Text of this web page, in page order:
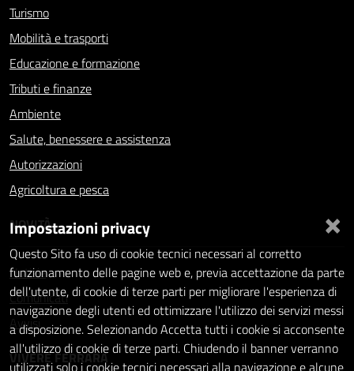
Turismo
Mobilità e trasporti
Educazione e formazione
Tributi e finanze
Ambiente
Salute, benessere e assistenza
Autorizzazioni
Agricoltura e pesca
NOVITÀ
Notizie
Comunicati
Avvisi
VIVERE FERRARA
×
Impostazioni privacy
Questo Sito fa uso di cookie tecnici necessari al corretto
funzionamento delle pagine web e, previa accettazione da parte
dell'utente, di cookie di terze parti per migliorare l'esperienza di
navigazione degli utenti ed ottimizzare l'utilizzo dei servizi messi
a disposizione. Selezionando Accetta tutti i cookie si acconsente
all'utilizzo di cookie di terze parti. Chiudendo il banner verranno
utilizzati solo i cookie tecnici necessari alla navigazione e alcune